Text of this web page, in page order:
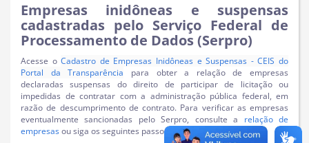
Empresas inidôneas e suspensas
cadastradas pelo Serviço Federal de
Processamento de Dados (Serpro)
Acesse oCadastro de Empresas Inidôneas e Suspensas - CEIS do
Portal da Transparência para obter a relação de empresas
declaradas suspensas do direito de participar de licitação ou
impedidas de contratar com a administração pública federal, em
razão de descumprimento de contrato. Para verificar as empresas
eventualmente sancionadas pelo Serpro, consulte a relação de
empresasou siga os seguintes passos para obter a listagem: